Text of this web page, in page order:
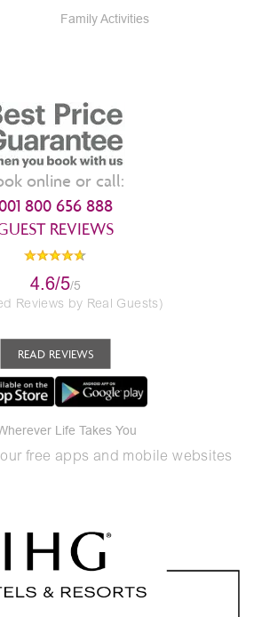
Family Activities
online or call:
800 656 888
REVIEWS
4.6/5/5
Reviews by Real Guests)
READ REVIEWS
Life Takes You
free apps and mobile websites